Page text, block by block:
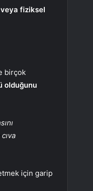
fiziksel
birçok
olduğunu
için garip